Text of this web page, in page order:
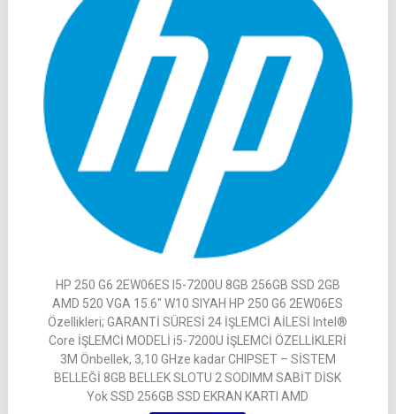
HP 250 G6 2EW06ES I5-7200U 8GB 256GB SSD 2GB
AMD 520 VGA 15.6″ W10 SIYAH HP 250 G6 2EW06ES
Özellikleri; GARANTİ SÜRESİ 24 İŞLEMCİ AİLESİ Intel®
Core İŞLEMCİ MODELİ i5-7200U İŞLEMCİ ÖZELLİKLERİ
3M Önbellek, 3,10 GHze kadar CHIPSET – SİSTEM
BELLEĞİ 8GB BELLEK SLOTU 2 SODIMM SABİT DİSK
Yok SSD 256GB SSD EKRAN KARTI AMD